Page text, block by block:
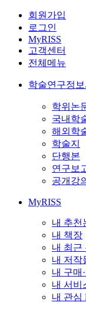
회원가입
로그인
MyRISS
고객센터
전체메뉴
학술연구정
학위논
국내학
해외학
학술지
단행본
연구보
공개강
MyRISS
내 추천
내 책장
내 최근
내 저작
내 구매
내 서비
내 관심